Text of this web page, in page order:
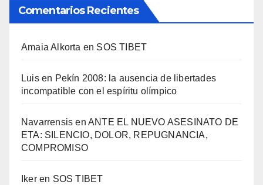
Comentarios Recientes
Amaia Alkorta en SOS TIBET
Luisen Pekí­n 2008: la ausencia de libertades
incompatible con el espí­ritu olí­mpico
Navarrensis enANTE EL NUEVO ASESINATO DE
ETA: SILENCIO, DOLOR, REPUGNANCIA,
COMPROMISO
Ikeren SOS TIBET